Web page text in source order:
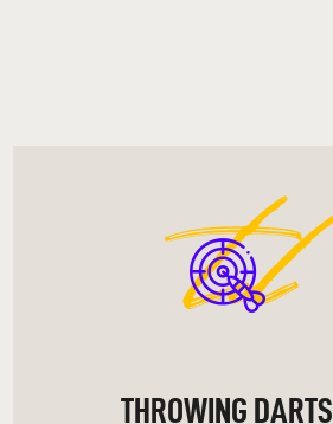
td
THROWING DARTS